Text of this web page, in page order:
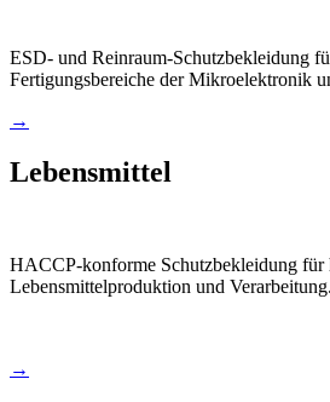
ESD- und Reinraum-Schutzbekleidung
Fertigungsbereiche der Mikroelektronik
→
Lebensmittel
HACCP-konforme Schutzbekleidung für
Lebensmittelproduktion und Verarbeitung.
→